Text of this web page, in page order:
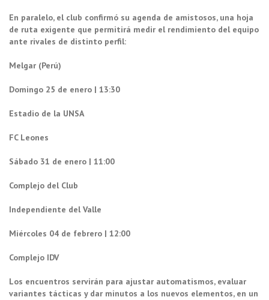
En paralelo, el club confirmó su agenda de amistosos, una hoja
de ruta exigente que permitirá medir el rendimiento del equipo
ante rivales de distinto perfil:
Melgar (Perú)
Domingo 25 de enero | 13:30
Estadio de la UNSA
FC Leones
Sábado 31 de enero | 11:00
Complejo del Club
Independiente del Valle
Miércoles 04 de febrero | 12:00
Complejo IDV
Los encuentros servirán para ajustar automatismos, evaluar
variantes tácticas y dar minutos a los nuevos elementos, en un